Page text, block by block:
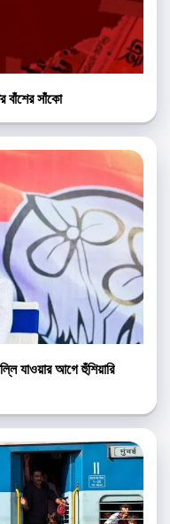
বাঁশের সাঁকো
যাওয়ার আগে হুঁশিয়ারি